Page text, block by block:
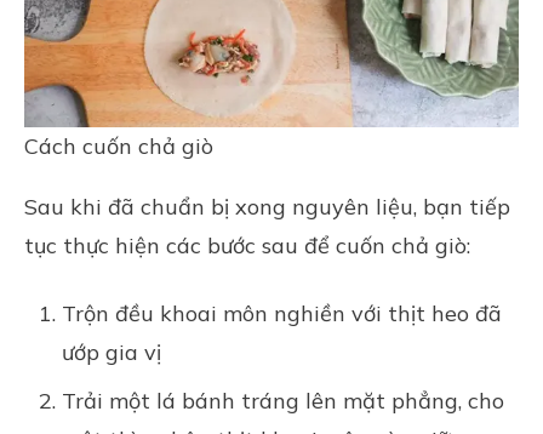
Cách cuốn chả giò
Sau khi đã chuẩn bị xong nguyên liệu, bạn tiếp
tục thực hiện các bước sau để cuốn chả giò:
Trộn đều khoai môn nghiền với thịt heo đã
ướp gia vị
Trải một lá bánh tráng lên mặt phẳng, cho